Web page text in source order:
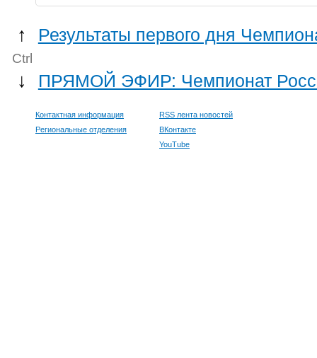
↑ Результаты первого дня
Ctrl
↓ ПРЯМОЙ ЭФИР: Чемпионат
Контактная информация
Региональные отделения
RSS лента новостей
ВКонтакте
YouTube